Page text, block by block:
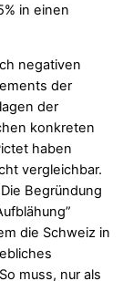
in einen
negativen
der
der
konkreten
haben
vergleichbar.
Begründung
die Schweiz in
muss, nur als